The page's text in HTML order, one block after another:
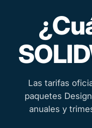
Las tarifas
paquetes
anuales y